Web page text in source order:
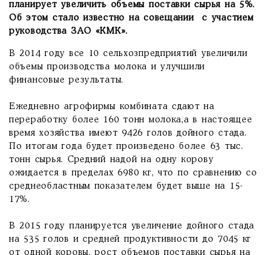
планирует увеличить объемы поставки сырья на 5%.
Об этом стало известно на совещании с участием
руководства ЗАО «КМК».
В 2014 году все 10 сельхозпредприятий увеличили
объемы производства молока и улучшили
финансовые результаты.
Ежедневно агрофирмы комбината сдают на
переработку более 160 тонн молока,а в настоящее
время хозяйства имеют 9426 голов дойного стада.
По итогам года будет произведено более 63 тыс.
тонн сырья. Средний надой на одну корову
ожидается в пределах 6980 кг, что по сравнению со
среднеобластным показателем будет выше на 15-
17%.
В 2015 году планируется увеличение дойного стада
на 535 голов и средней продуктивности до 7045 кг
от одной коровы, рост объемов поставки сырья на